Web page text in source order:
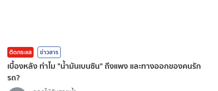
ติดกระแส ข่าวสาร
เบื้องหลัง ทำไม "น้ำมันเบนซิน" ถึงแพง และทางออกของคนรัก
รถ?